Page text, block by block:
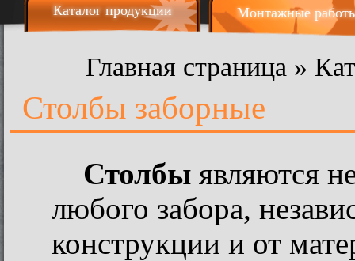
Каталог продукции Монтажные
Главная страница »
Столбы заборные
Столбы являются
любого забора,
конструкции и от